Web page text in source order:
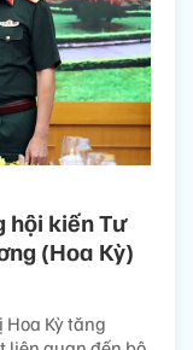
hội kiến Tư
(Hoa Kỳ)
Kỳ tăng